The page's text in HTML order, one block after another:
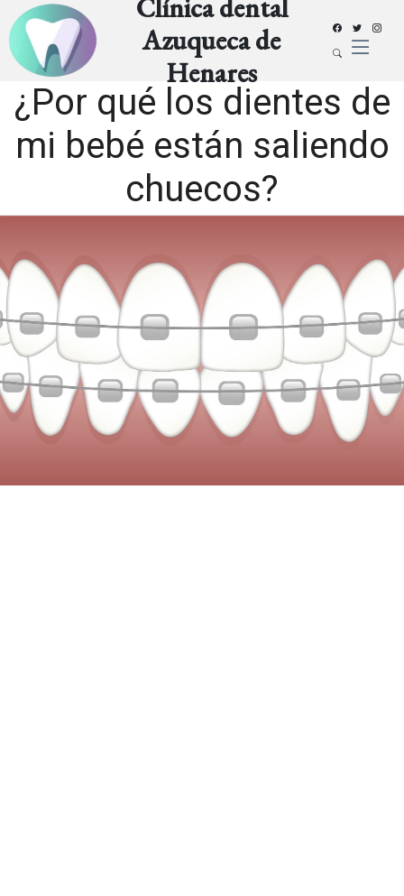
Clínica dental
Azuqueca de
Henares
¿Por qué los dientes de
mi bebé están saliendo
chuecos?